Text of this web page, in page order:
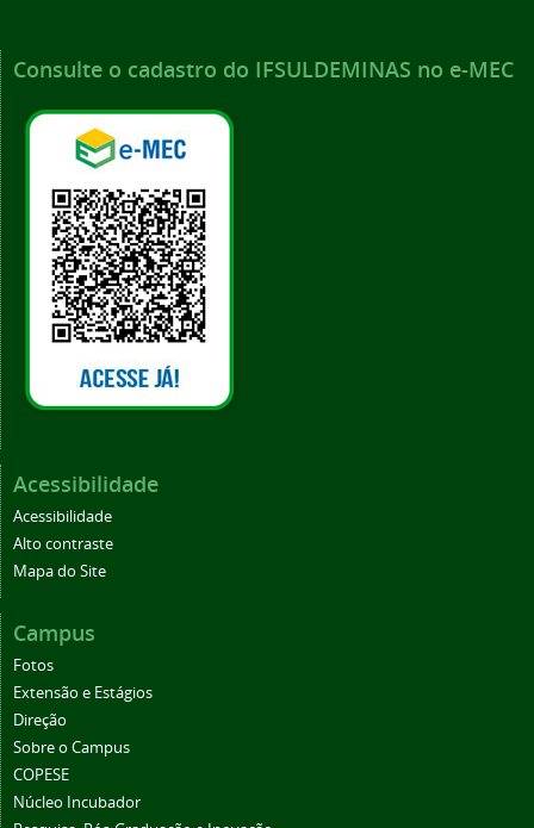
Consulte o cadastro do IFSULDEMINAS no e-MEC
Acessibilidade
Acessibilidade
Alto contraste
Mapa do Site
Campus
Fotos
Extensão e Estágios
Direção
Sobre o Campus
COPESE
Núcleo Incubador